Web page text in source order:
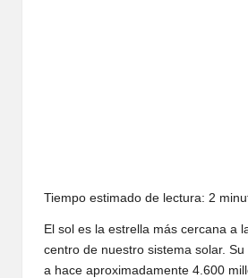
Tiempo estimado de lectura: 2
El sol es la estrella más cercana a
centro de nuestro sistema solar.
a hace aproximadamente 4.600